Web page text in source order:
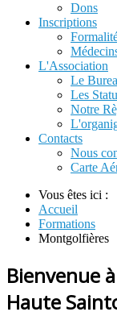
Dons
Inscriptions
L'Association
Le
Les
Notre
Contacts
Nous
Carte
Vous êtes ici :
Accueil
Formations
Montgolfières
Bienvenue
Haute